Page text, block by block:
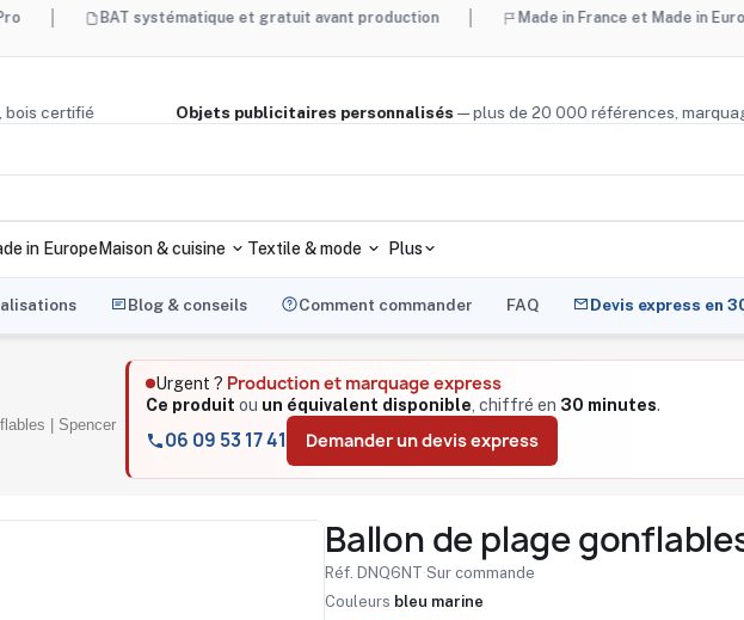
BAT systématique et gratuit avant production Made in France et Made in Europe
liège, bois certifié Objets publicitaires personnalisés— plus de 20 000 références,
in EuropeMaison & cuisine Textile & mode Plus
Blog & conseils Comment commander FAQ Devis express en
| Spencer
Urgent ? Production et marquage express
Ce produit ou un équivalent disponible, chiffré en 30 minutes.
06 09 53 17 41 Demander un devis express
Ballon de plage
Réf. DNQ6NT·Sur commande
Couleurs bleu marine